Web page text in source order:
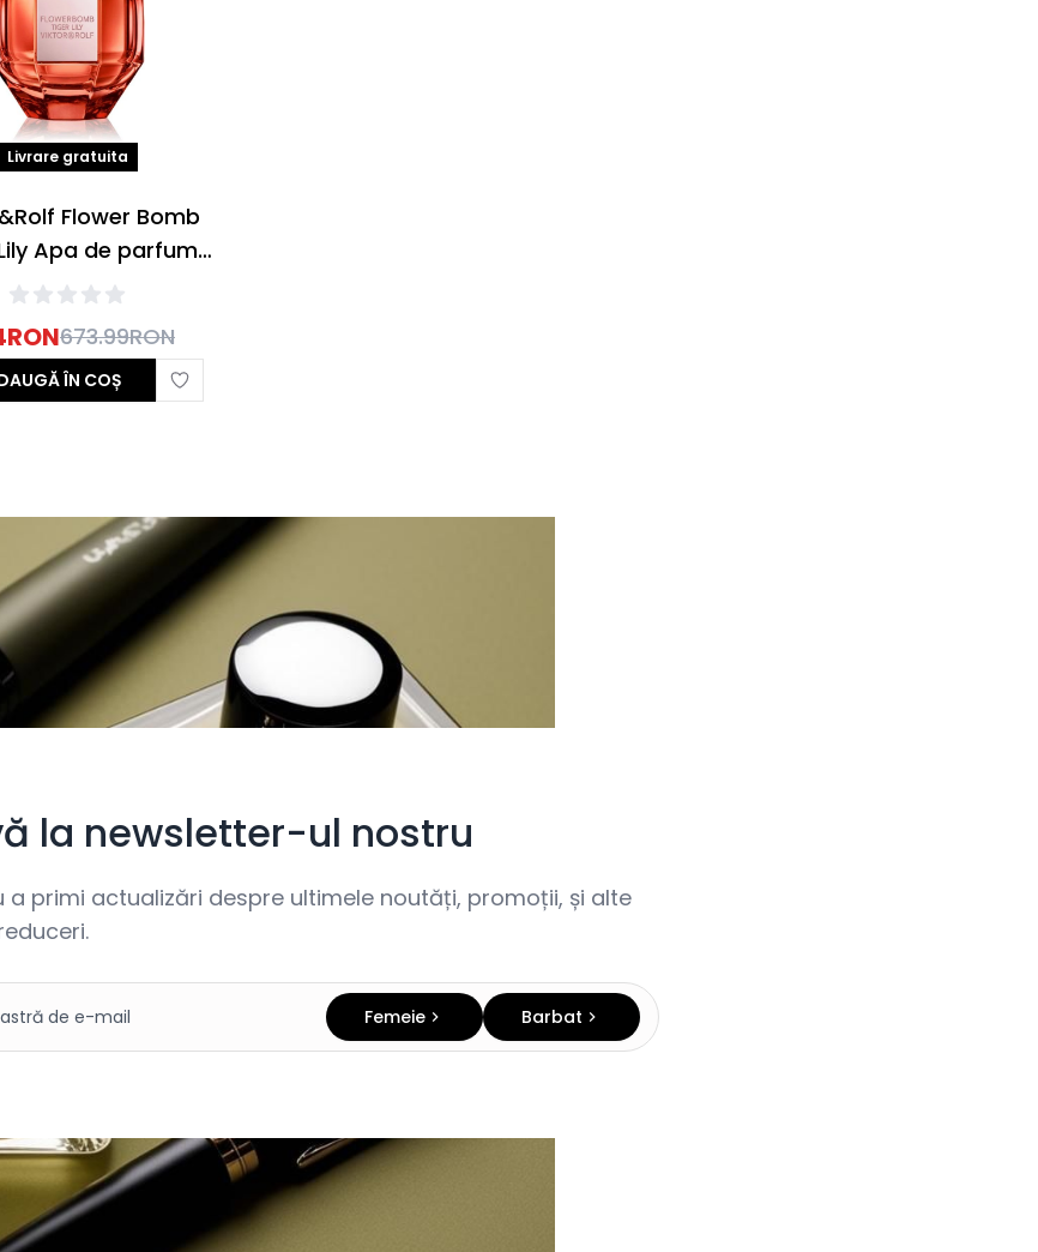
Livrare gratuita
Flower Bomb
Apa de parfum
100ml
RON673.99RON
ÎN COȘ
la newsletter-ul nostru
primi actualizări despre ultimele noutăți, promoții, și alte
Femeie Barbat